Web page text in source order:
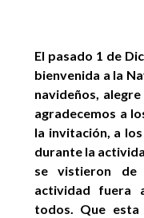
El pasado 1 de
bienvenida a la
navideños,
agradecemos a
la invitación, a
durante la
se vistieron de
actividad fuera
todos. Que esta